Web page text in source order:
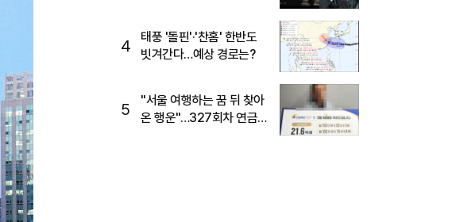
4
태풍 '돌핀'·'찬홈' 한반도
빗겨간다…예상 경로는?
5
"서울 여행하는 꿈 뒤 찾아
온 행운"…327회차 연금